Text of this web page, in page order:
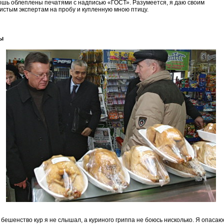
облеплены печатями с надписью «ГОСТ». Разумеется, я даю своим
экспертам на пробу и купленную мною птицу.
кур я не слышал, а куриного гриппа не боюсь нисколько. Я